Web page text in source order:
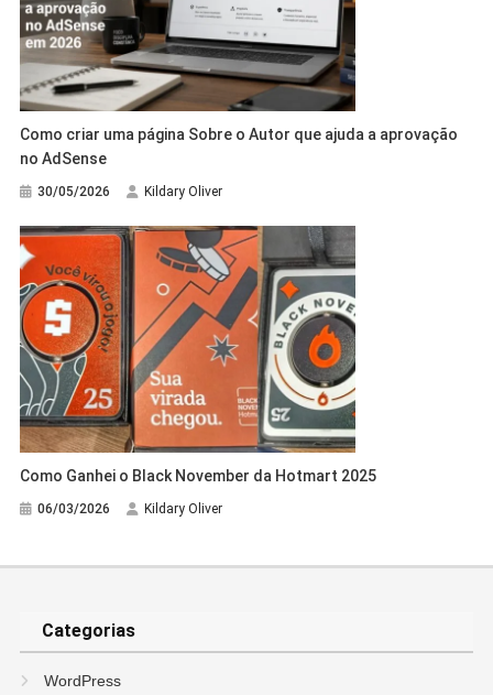
Como criar uma página Sobre o Autor que ajuda a aprovação
no AdSense
30/05/2026 Kildary Oliver
Como Ganhei o Black November da Hotmart 2025
06/03/2026 Kildary Oliver
Categorias
WordPress